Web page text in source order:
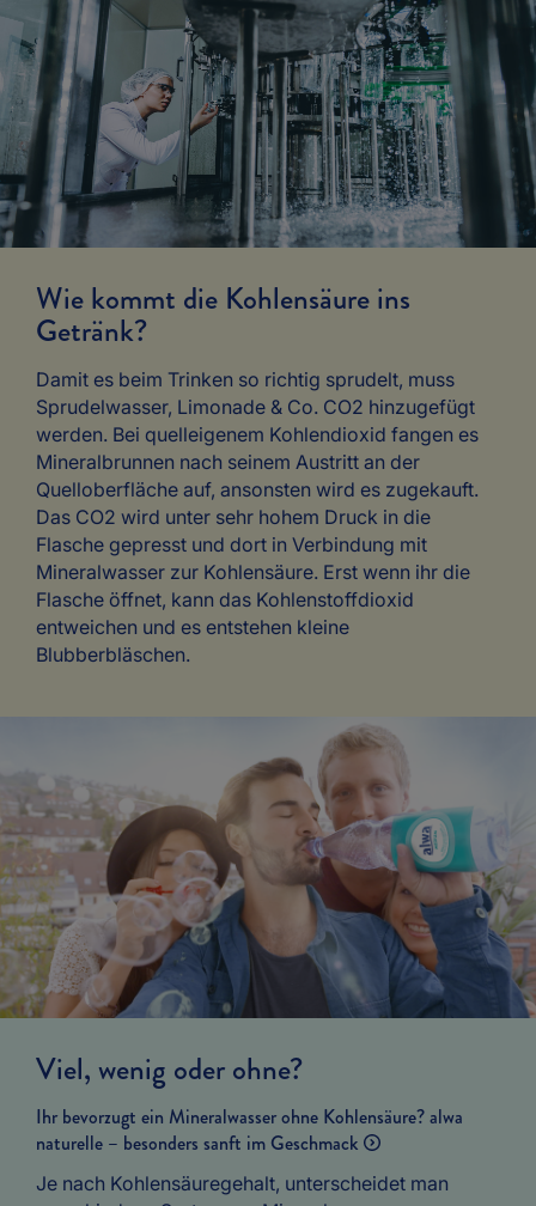
Wie kommt die Kohlensäure ins
Getränk?
Damit es beim Trinken so richtig sprudelt, muss
Sprudelwasser, Limonade & Co. CO2 hinzugefügt
werden. Bei quelleigenem Kohlendioxid fangen es
Mineralbrunnen nach seinem Austritt an der
Quelloberfläche auf, ansonsten wird es zugekauft.
Das CO2 wird unter sehr hohem Druck in die
Flasche gepresst und dort in Verbindung mit
Mineralwasser zur Kohlensäure. Erst wenn ihr die
Flasche öffnet, kann das Kohlenstoffdioxid
entweichen und es entstehen kleine
Blubberbläschen.
Viel, wenig oder ohne?
Ihr bevorzugt ein Mineralwasser ohne Kohlensäure? alwa
naturelle – besonders sanft im Geschmack
Je nach Kohlensäuregehalt, unterscheidet man